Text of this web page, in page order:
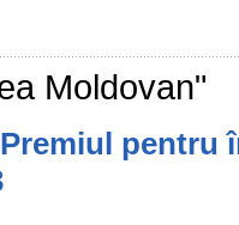
Moldovan"
pentru